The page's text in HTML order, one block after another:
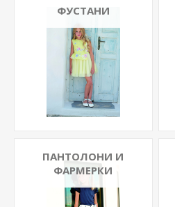
ФУСТАНИ
ПАНТОЛОНИ И
ФАРМЕРКИ